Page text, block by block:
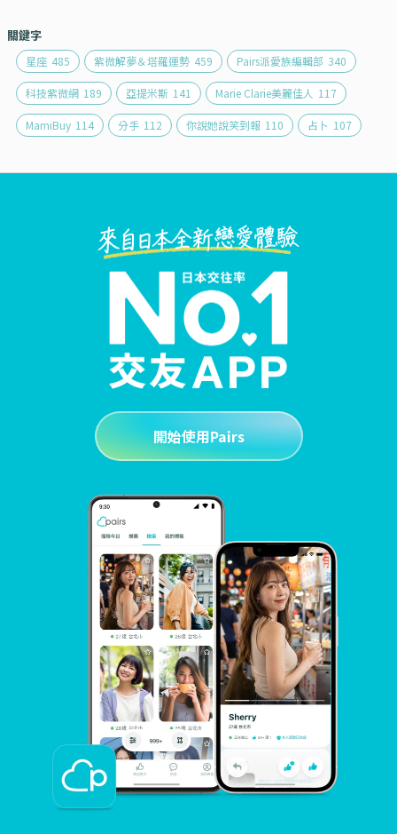
關鍵字
星座 485 紫微解夢＆塔羅運勢 459 Pairs派愛族編輯部 340
科技紫微網 189 亞提米斯 141 Marie Clarie美麗佳人 117
MamiBuy 114 分手 112 你說她說笑到報 110 占卜 107
開始使用Pairs